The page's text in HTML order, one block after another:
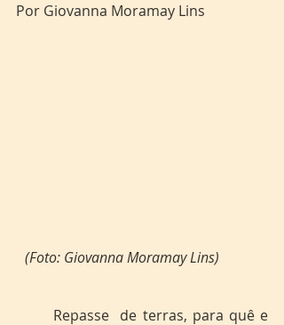
Por Giovanna Moramay Lins
(Foto: Giovanna Moramay Lins)